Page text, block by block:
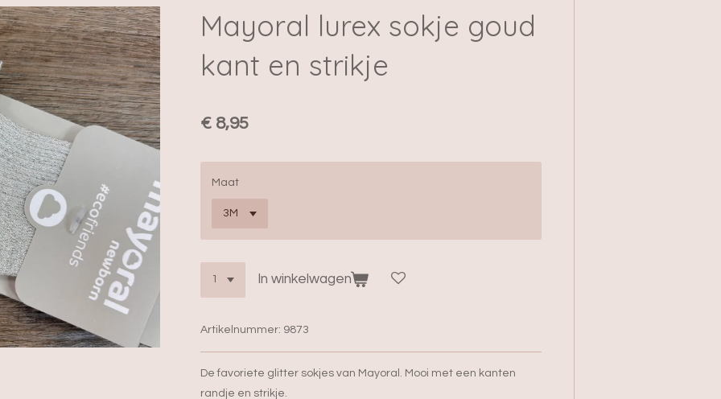
Mayoral lurex sokje goud
kant en strikje
€ 8,95
Maat
In winkelwagen
Artikelnummer: 9873
De favoriete glitter sokjes van Mayoral. Mooi met een kanten
randje en strikje.